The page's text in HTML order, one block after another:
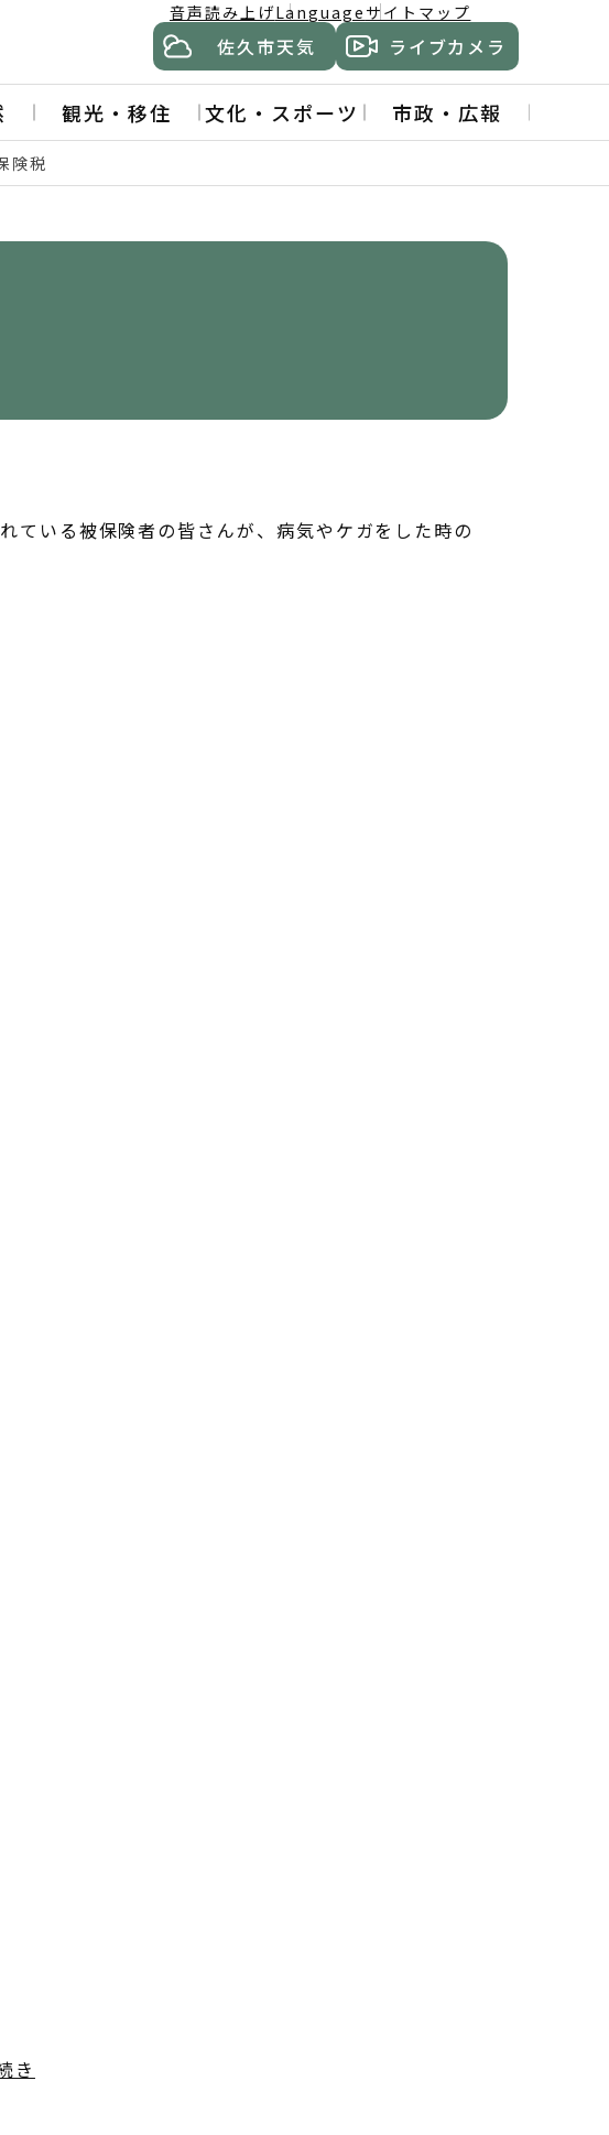
音声読み上げLanguage サイトマップ
佐久市天気 ライブカメラ
観光・移住 文化・スポーツ 市政・広報
険税
ている被保険者の皆さんが、病気やケガをした時の
き